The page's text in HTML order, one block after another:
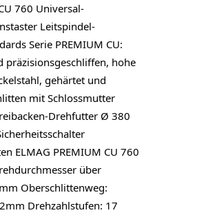
760 Universal-
Leitspindel-
Serie PREMIUM CU:
präzisionsgeschliffen, hohe
gehärtet und
mit Schlossmutter
Drehfutter Ø 380
ELMAG PREMIUM CU 760
über
Oberschlittenweg:
Drehzahlstufen: 17